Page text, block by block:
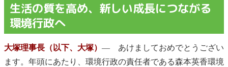
生活の質を高め、新しい成長につながる
環境行政へ
大塚理事長（以下、大塚） ― あけましておめでとうござい
ます。年頭にあたり、環境行政の責任者である森本英香環境